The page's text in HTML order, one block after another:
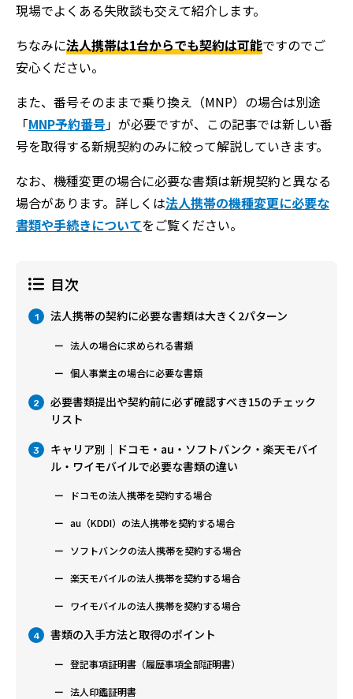
現場でよくある失敗談も交えて紹介します。
ちなみに法人携帯は1台からでも契約は可能ですのでご
安心ください。
また、番号そのままで乗り換え（MNP）の場合は別途
「MNP予約番号」が必要ですが、この記事では新しい番
号を取得する新規契約のみに絞って解説していきます。
なお、機種変更の場合に必要な書類は新規契約と異なる
場合があります。詳しくは法人携帯の機種変更に必要な
書類や手続きについてをご覧ください。
目次
1 法人携帯の契約に必要な書類は大きく2パターン
法人の場合に求められる書類
個人事業主の場合に必要な書類
2
必要書類提出や契約前に必ず確認すべき15のチェック
リスト
3
キャリア別｜ドコモ・au・ソフトバンク・楽天モバイ
ル・ワイモバイルで必要な書類の違い
ドコモの法人携帯を契約する場合
au（KDDI）の法人携帯を契約する場合
ソフトバンクの法人携帯を契約する場合
楽天モバイルの法人携帯を契約する場合
ワイモバイルの法人携帯を契約する場合
4 書類の入手方法と取得のポイント
登記事項証明書（履歴事項全部証明書）
法人印鑑証明書